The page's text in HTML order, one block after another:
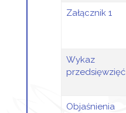
Załącznik 1
Wykaz
przedsięwzięć
Objaśnienia